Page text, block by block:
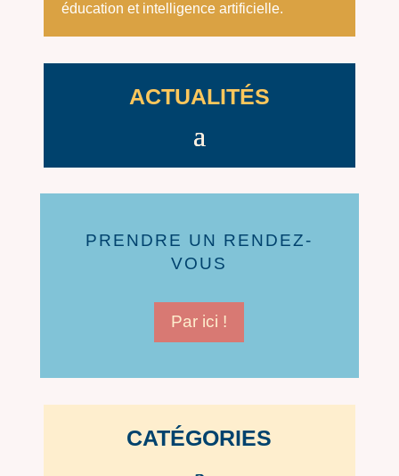
éducation et intelligence artificielle.
ACTUALITÉS
PRENDRE UN RENDEZ-
VOUS
Par ici !
CATÉGORIES